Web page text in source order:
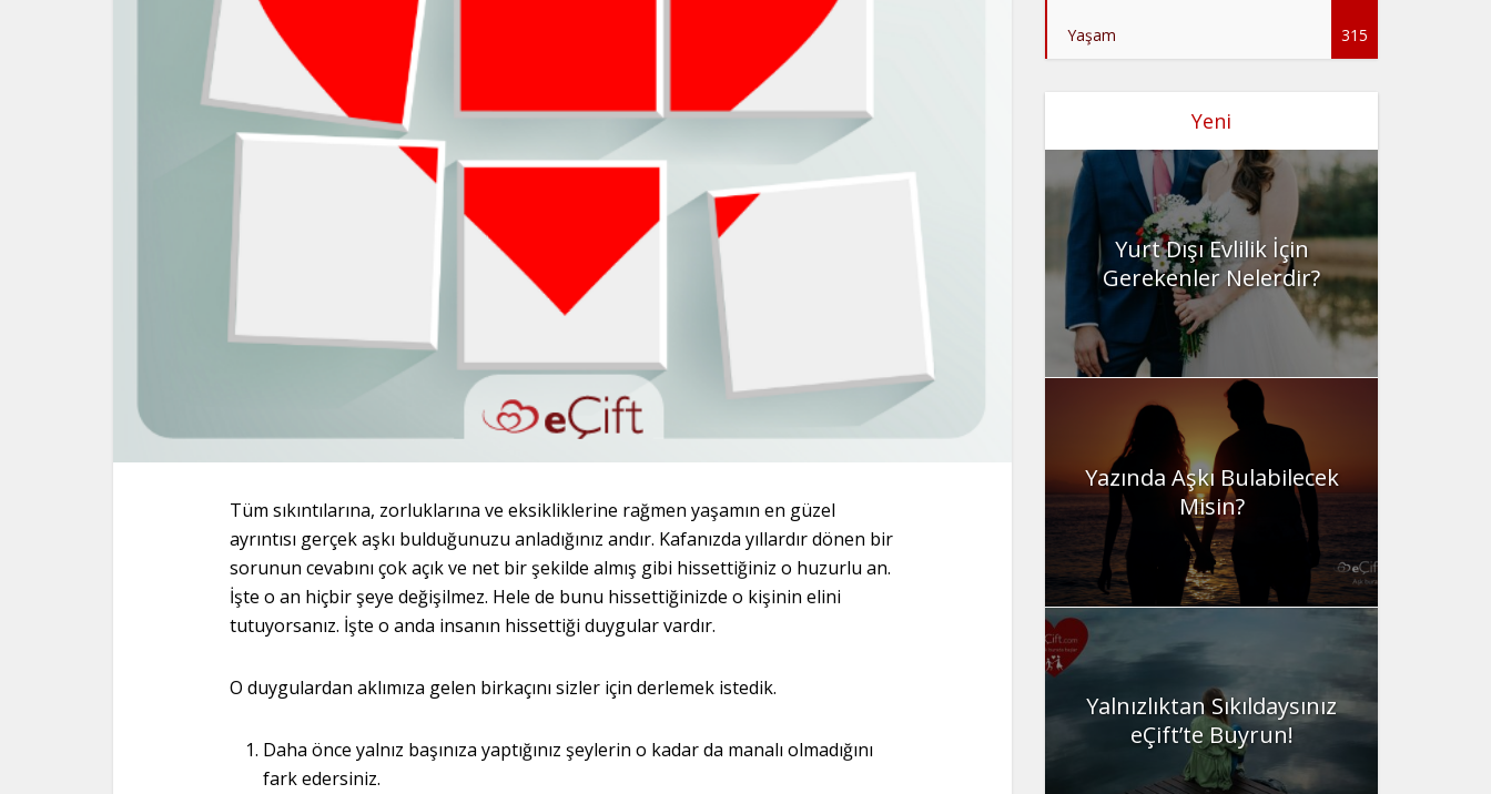
Tüm sıkıntılarına, zorluklarına ve eksikliklerine rağmen yaşamın en güzel
ayrıntısı gerçek aşkı bulduğunuzu anladığınız andır. Kafanızda yıllardır dönen bir
sorunun cevabını çok açık ve net bir şekilde almış gibi hissettiğiniz o huzurlu an.
İşte o an hiçbir şeye değişilmez. Hele de bunu hissettiğinizde o kişinin elini
tutuyorsanız. İşte o anda insanın hissettiği duygular vardır.
O duygulardan aklımıza gelen birkaçını sizler için derlemek istedik.
Daha önce yalnız başınıza yaptığınız şeylerin o kadar da manalı olmadığını
fark edersiniz.
Yaşam 315
Yeni
Yurt Dışı Evlilik İçin
Gerekenler Nelerdir?
Yazında Aşkı Bulabilecek
Misin?
Yalnızlıktan Sıkıldaysınız
eÇift’te Buyrun!